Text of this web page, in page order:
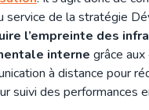
de la stratégie
l’empreinte des
interne grâce
à distance pour
suivi des performances